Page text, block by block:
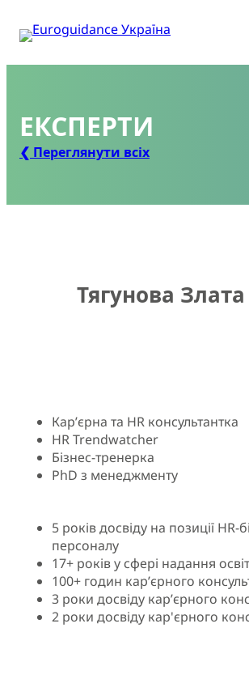
ЕКСПЕРТИ
❮ Переглянути всіх
Тягунова Злата
Кар’єрна та HR консультантка
HR Trendwatcher
Бізнес-тренерка
PhD з менеджменту
5 років досвіду на позиції
персоналу
17+ років у сфері надання
100+ годин кар’єрного
3 роки досвіду кар’єрного
2 роки досвіду кар'єрного